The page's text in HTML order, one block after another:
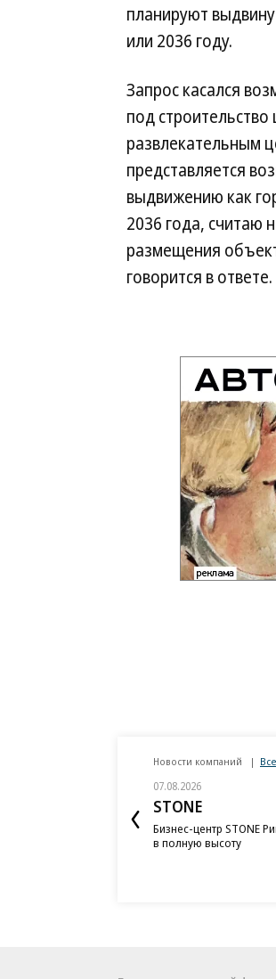
планируют
или 2036 году.
Запрос касался
под
развлекательным
представляется
выдвижению как
2036 года, считаю
размещения
говорится в ответе.
Новости компаний Все
07.08.2026
STONE
Бизнес-центр STONE
в полную высоту